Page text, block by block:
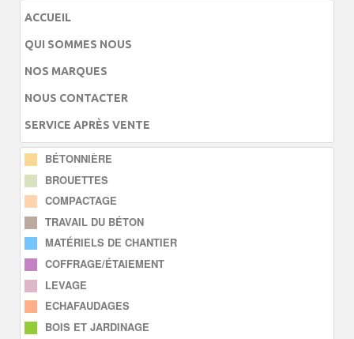
ACCUEIL
QUI SOMMES NOUS
NOS MARQUES
NOUS CONTACTER
SERVICE APRÈS VENTE
BÉTONNIÈRE
BROUETTES
COMPACTAGE
TRAVAIL DU BÉTON
MATÉRIELS DE CHANTIER
COFFRAGE/ÉTAIEMENT
LEVAGE
ECHAFAUDAGES
BOIS ET JARDINAGE